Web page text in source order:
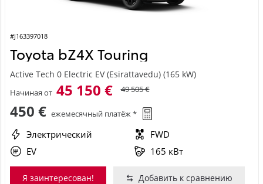
#J163397018
Toyota bZ4X Touring
Active Tech 0 Electric EV (Esirattavedu) (165 kW)
Начиная от 45 150 € 49 505 €
450 € ежемесячный платёж *
Электрический
FWD
EV
165 кВт
Я заинтересован! Добавить к сравнению